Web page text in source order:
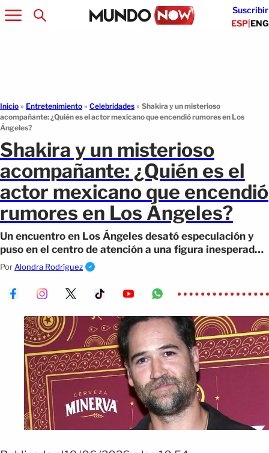
Suscribir
ESP|ENG
Inicio » Entretenimiento » Celebridades » Shakira y un misterioso
acompañante: ¿Quién es el actor mexicano que encendió rumores en Los
Ángeles?
Shakira y un misterioso
acompañante: ¿Quién es el
actor mexicano que encendió
rumores en Los Ángeles?
Un encuentro en Los Ángeles desató especulación y
puso en el centro de atención a una figura inesperada
del entretenimiento.
Por Alondra Rodríguez